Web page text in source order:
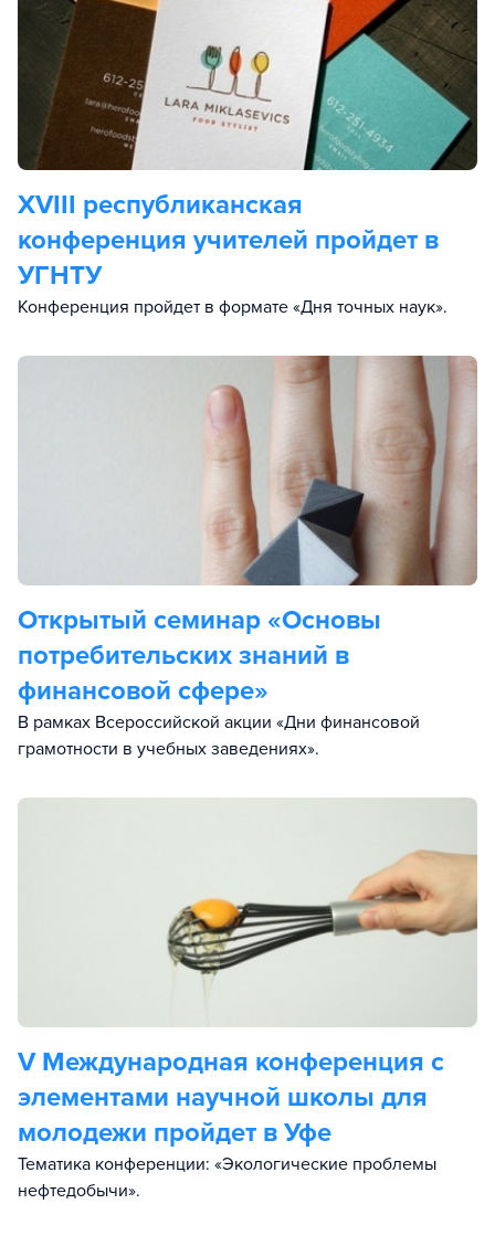
XVIII республиканская
конференция учителей пройдет в
УГНТУ
Конференция пройдет в формате «Дня точных наук».
Открытый семинар «Основы
потребительских знаний в
финансовой сфере»
В рамках Всероссийской акции «Дни финансовой
грамотности в учебных заведениях».
V Международная конференция с
элементами научной школы для
молодежи пройдет в Уфе
Тематика конференции: «Экологические проблемы
нефтедобычи».